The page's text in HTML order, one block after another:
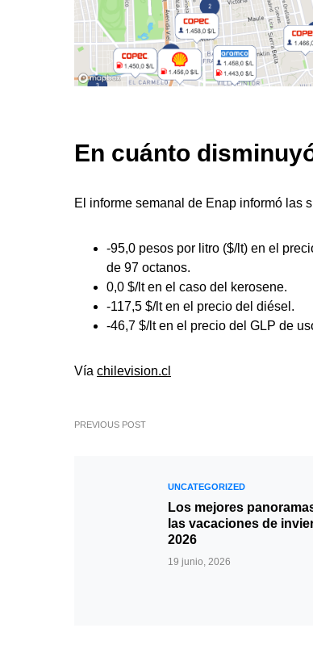
En cuánto
El informe semanal de Enap informó las
-95,0 pesos por litro ($/lt) en el
de 97 octanos.
0,0 $/lt en el caso del kerosene.
-117,5 $/lt en el precio del diésel.
-46,7 $/lt en el precio del GLP de
Vía chilevision.cl
PREVIOUS POST
UNCATEGORIZED
Los mejores
las vacaciones de
2026
19 junio, 2026